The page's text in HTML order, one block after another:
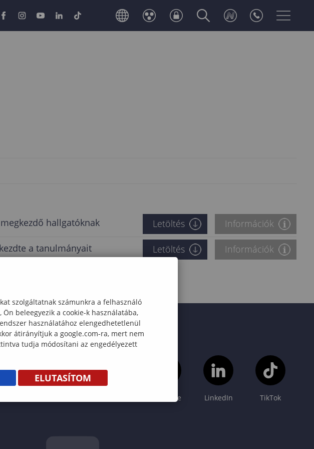
hallgatóknak Letöltés Információk
a tanulmányait Letöltés Információk
YouTube LinkedIn TikTok
szolgáltatnak számunkra a felhasználó
beleegyezik a cookie-k használatába,
használatához elengedhetetlenül
átirányítjuk a google.com-ra, mert nem
tudja módosítani az engedélyezett
ELUTASÍTOM